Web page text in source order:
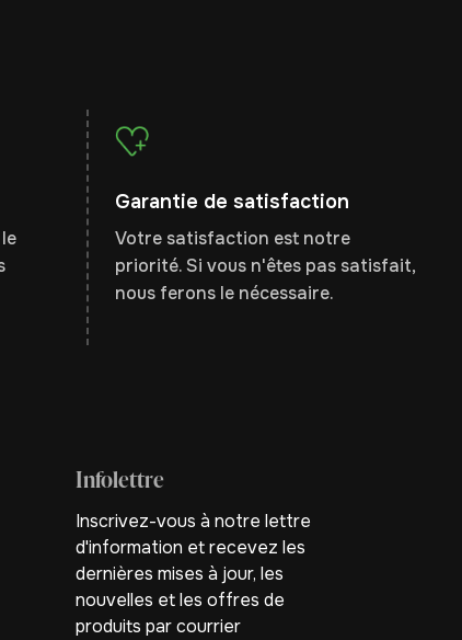
Garantie de satisfaction
Votre satisfaction est notre
priorité. Si vous n'êtes pas satisfait,
nous ferons le nécessaire.
Infolettre
Inscrivez-vous à notre lettre
d'information et recevez les
dernières mises à jour, les
nouvelles et les offres de
produits par courrier